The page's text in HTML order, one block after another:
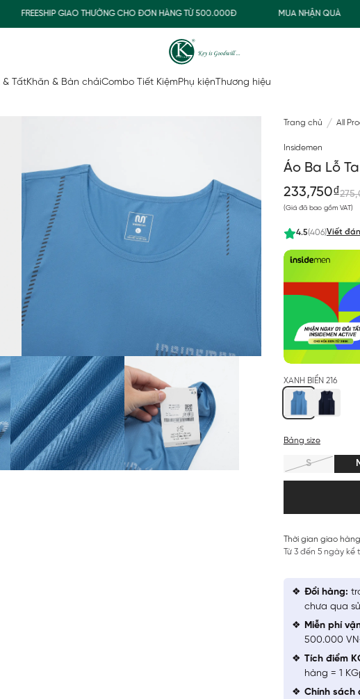
FREESHIP GIAO THƯỜNG CHO ĐƠN HÀNG TỪ 500.000Đ MUA NHẬN QUÀ
TấtKhăn & Bàn chảiCombo Tiết KiệmPhụ kiện Thương hiệu
Trang chủ All
Insidemen
Áo Ba Lỗ
233,750₫
(Giá đã bao gồm VAT)
4.5(406)Viết
XANH BIỂN 216
Bảng size
S
Thời gian giao
Từ 3 đến 5 ngày
Đổi hàng:
chưa qua
Miễn phí
500.000
Tích điểm
hàng = 1
Chính sách